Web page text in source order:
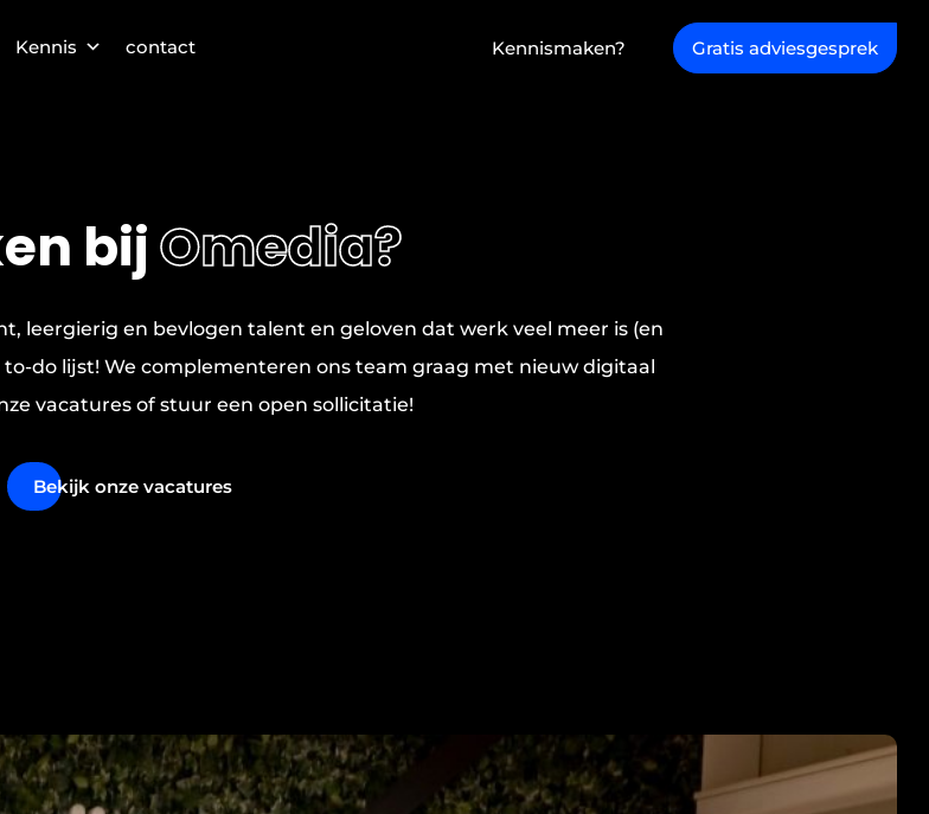
Kennis contact Kennismaken? Gratis adviesgesprek
bijOmedia?
leergierig en bevlogen talent en geloven dat werk veel meer is (en
do lijst! We complementeren ons team graag met nieuw digitaal
vacatures of stuur een open sollicitatie!
Bekijk onze vacatures